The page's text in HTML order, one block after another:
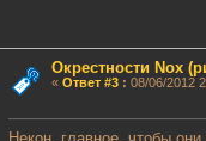
Окрестности Nox
« Ответ #3: 08/06/2012